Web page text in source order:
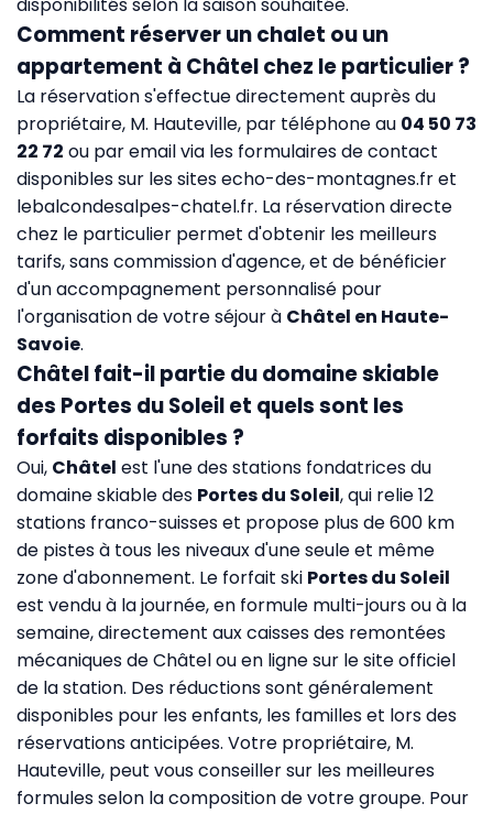
Comment réserver un chalet ou un
appartement à Châtel chez le particulier ?
La réservation s'effectue directement auprès du
propriétaire, M. Hauteville, par téléphone au 04 50 73
22 72 ou par email via les formulaires de contact
disponibles sur les sitesecho-des-montagnes.fret
lebalcondesalpes-chatel.fr. La réservation directe
chez le particulier permet d'obtenir les meilleurs
tarifs, sans commission d'agence, et de bénéficier
d'un accompagnement personnalisé pour
l'organisation de votre séjour à Châtel en Haute-
Savoie.
Châtel fait-il partie du domaine skiable
des Portes du Soleil et quels sont les
forfaits disponibles ?
Oui, Châtel est l'une des stations fondatrices du
domaine skiable des Portes du Soleil, qui relie 12
stations franco-suisses et propose plus de 600 km
de pistes à tous les niveaux d'une seule et même
zone d'abonnement. Le forfait ski Portes du Soleil
est vendu à la journée, en formule multi-jours ou à la
semaine, directement aux caisses des remontées
mécaniques de Châtel ou en ligne sur le site officiel
de la station. Des réductions sont généralement
disponibles pour les enfants, les familles et lors des
réservations anticipées. Votre propriétaire, M.
Hauteville, peut vous conseiller sur les meilleures
formules selon la composition de votre groupe. Pour